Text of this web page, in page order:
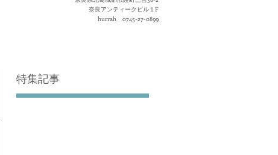
奈良アンティークビル１F
hurrah 0745-27-0899
特集記事